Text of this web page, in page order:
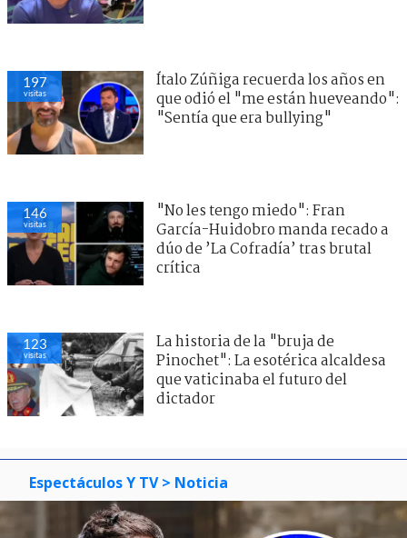
197
visitas
Ítalo Zúñiga recuerda los años en
que odió el "me están hueveando":
"Sentía que era bullying"
146
visitas
"No les tengo miedo": Fran
García-Huidobro manda recado a
dúo de ’La Cofradía’ tras brutal
crítica
123
visitas
La historia de la "bruja de
Pinochet": La esotérica alcaldesa
que vaticinaba el futuro del
dictador
Espectáculos Y TV > Noticia